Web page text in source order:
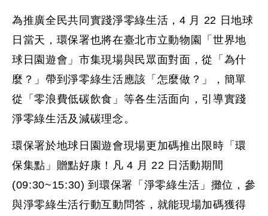
為推廣全民共同實踐淨零綠生活，4 月 22 日地球
日當天，環保署也將在臺北市立動物園「世界地
球日園遊會」市集現場與民眾面對面，從「為什
麼？」帶到淨零綠生活應該「怎麼做？」，簡單
從「零浪費低碳飲食」等各生活面向，引導實踐
淨零綠生活及減碳理念。
環保署於地球日園遊會現場更加碼推出限時「環
保集點」贈點好康！凡 4 月 22 日活動期間
(09:30~15:30) 到環保署「淨零綠生活」攤位，參
與淨零綠生活行動互動問答，就能現場加碼獲得